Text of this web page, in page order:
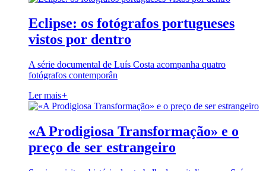
Eclipse: os fotógrafos portugueses
vistos por dentro
A série documental de Luís Costa acompanha quatro
fotógrafos contemporân
Ler mais+
«A Prodigiosa Transformação» e o
preço de ser estrangeiro